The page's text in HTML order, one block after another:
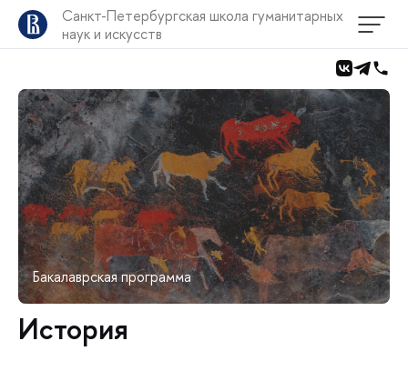
Санкт-Петербургская школа гуманитарных
наук и искусств
Бакалаврская программа
История